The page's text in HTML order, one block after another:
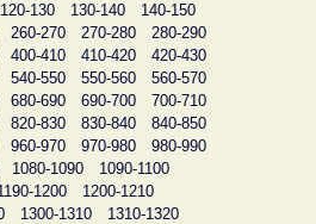
120-130 130-140
140-150
260-270 270-280
280-290
400-410 410-420
420-430
540-550 550-560
560-570
680-690 690-700
700-710
820-830 830-840
840-850
960-970 970-980
980-990
1080-1090
1090-1100
1200
1200-1210
1300-1310
1310-1320